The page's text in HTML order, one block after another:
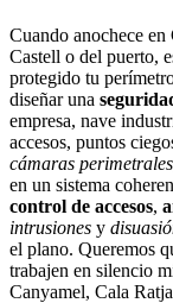
Cuando anochece en
Castell o del puerto,
protegido tu
diseñar una
empresa, nave
accesos, puntos
cámaras perimetrales
en un sistema
control de accesos,
intrusiones y
el plano. Queremos
trabajen en silencio
Canyamel, Cala